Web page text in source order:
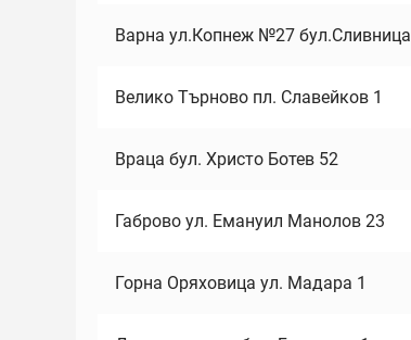
Варна ул.Копнеж №27 бул.Сливница
Велико Търново пл. Славейков 1
Враца бул. Христо Ботев 52
Габрово ул. Емануил Манолов 23
Горна Оряховица ул. Мадара 1